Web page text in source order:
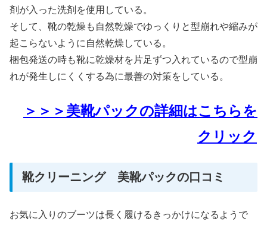
剤が入った洗剤を使用している。
そして、靴の乾燥も自然乾燥でゆっくりと型崩れや縮みが
起こらないように自然乾燥している。
梱包発送の時も靴に乾燥材を片足ずつ入れているので型崩
れが発生しにくくする為に最善の対策をしている。
＞＞＞美靴パックの詳細はこちらを
クリック
靴クリーニング 美靴パックの口コミ
お気に入りのブーツは長く履けるきっかけになるようで